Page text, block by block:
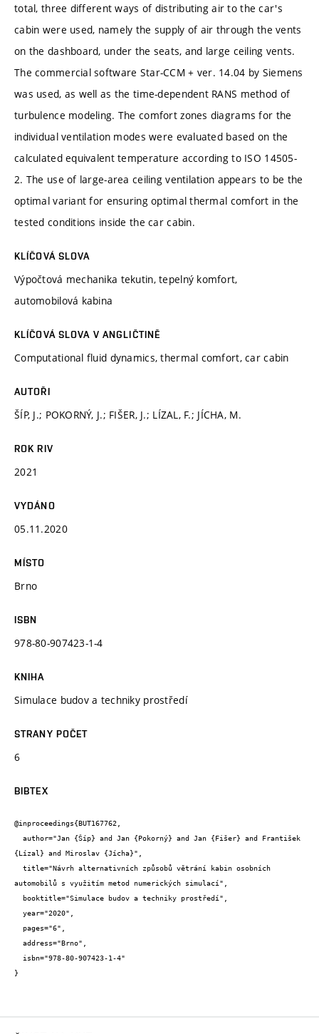
total, three different ways of distributing air to the car's
cabin were used, namely the supply of air through the vents
on the dashboard, under the seats, and large ceiling vents.
The commercial software Star-CCM + ver. 14.04 by Siemens
was used, as well as the time-dependent RANS method of
turbulence modeling. The comfort zones diagrams for the
individual ventilation modes were evaluated based on the
calculated equivalent temperature according to ISO 14505-
2. The use of large-area ceiling ventilation appears to be the
optimal variant for ensuring optimal thermal comfort in the
tested conditions inside the car cabin.
KLÍČOVÁ SLOVA
Výpočtová mechanika tekutin, tepelný komfort,
automobilová kabina
KLÍČOVÁ SLOVA V ANGLIČTINĚ
Computational fluid dynamics, thermal comfort, car cabin
AUTOŘI
ŠÍP, J.; POKORNÝ, J.; FIŠER, J.; LÍZAL, F.; JÍCHA, M.
ROK RIV
2021
VYDÁNO
05.11.2020
MÍSTO
Brno
ISBN
978-80-907423-1-4
KNIHA
Simulace budov a techniky prostředí
STRANY POČET
6
BIBTEX
@inproceedings{BUT167762,
{Lízal} and Miroslav {Jícha}",
automobilů s využitím metod numerických simulací",
}